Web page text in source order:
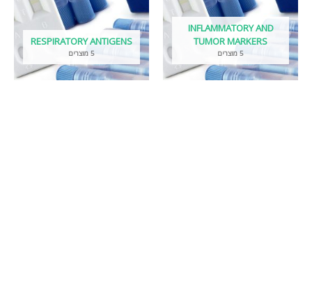
INFLAMMATORY AND
TUMOR MARKERS
5 מוצרים
RESPIRATORY ANTIGENS
5 מוצרים